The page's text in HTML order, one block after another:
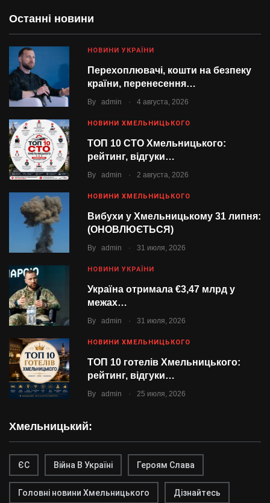
Останні новини
НОВИНИ УКРАЇНИ
Перехоплювачі, кошти на безпеку
країни, перенесення…
By admin . 4 августа, 2026
НОВИНИ ХМЕЛЬНИЦЬКОГО
ТОП 10 СТО Хмельницького:
рейтинг, відгуки…
By admin . 2 августа, 2026
НОВИНИ ХМЕЛЬНИЦЬКОГО
Вибухи у Хмельницькому 31 липня:
(ОНОВЛЮЄТЬСЯ)
By admin . 31 июля, 2026
НОВИНИ УКРАЇНИ
Україна отримала €3,47 млрд у
межах…
By admin . 31 июля, 2026
НОВИНИ ХМЕЛЬНИЦЬКОГО
ТОП 10 готелів Хмельницького:
рейтинг, відгуки…
By admin . 25 июля, 2026
Хмельницький:
ЄС Війна В Україні Героям Слава
Головні новини Хмельницького Дізнайтесь